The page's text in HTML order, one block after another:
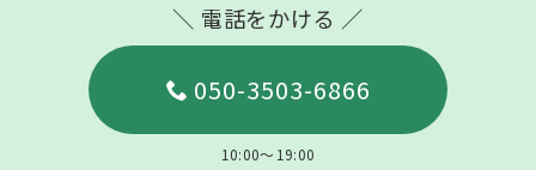
＼ 電話をかける ／
050-3503-6866
10:00～19:00